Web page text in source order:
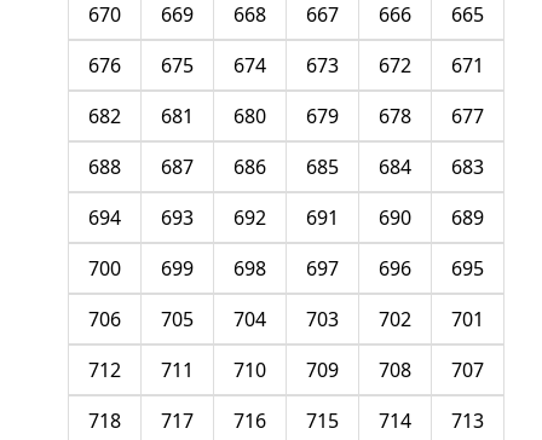
665
666
667
668
669
670
671
672
673
674
675
676
677
678
679
680
681
682
683
684
685
686
687
688
689
690
691
692
693
694
695
696
697
698
699
700
701
702
703
704
705
706
707
708
709
710
711
712
713
714
715
716
717
718